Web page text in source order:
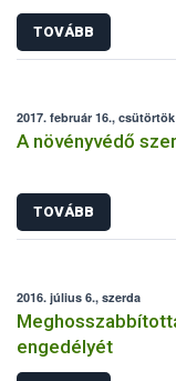
TOVÁBB
2017. február 16., csütörtök
A növényvédő
TOVÁBB
2016. július 6., szerda
engedélyét